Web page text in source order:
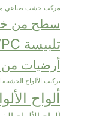
مركب خشب صناعي
سطح من
تلبيسة WPC
أرضيات من
تركيب الألواح الخشبية
ألواح